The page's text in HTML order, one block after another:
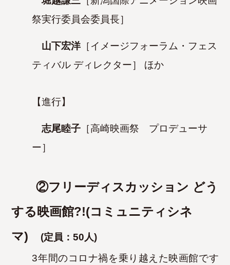
祭実行委員会委員長］
山下宏洋［イメージフォーラム・フェス
ティバル ディレクター］ ほか
【進行】
志尾睦子 ［高崎映画祭 プロデューサ
ー］
②フリーディスカッション どう
する映画館?!(コミュニティシネ
マ)
(定員：50人)
3年間のコロナ禍を乗り越えた映画館です